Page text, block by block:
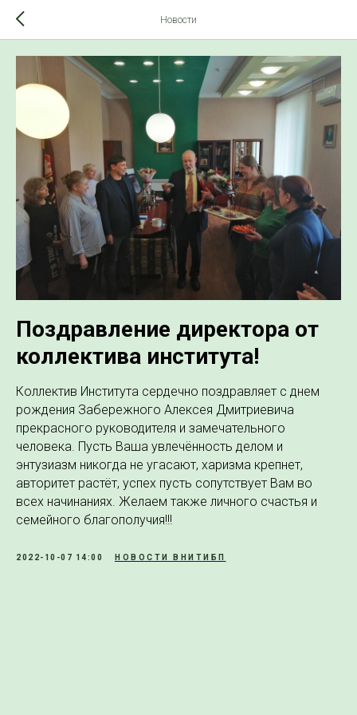
Новости
Поздравление директора от
коллектива института!
Коллектив Института сердечно поздравляет с днем
рождения Забережного Алексея Дмитриевича
прекрасного руководителя и замечательного
человека. Пусть Ваша увлечённость делом и
энтузиазм никогда не угасают, харизма крепнет,
авторитет растёт, успех пусть сопутствует Вам во
всех начинаниях. Желаем также личного счастья и
семейного благополучия!!!
2022-10-07 14:00 НОВОСТИ ВНИТИБП